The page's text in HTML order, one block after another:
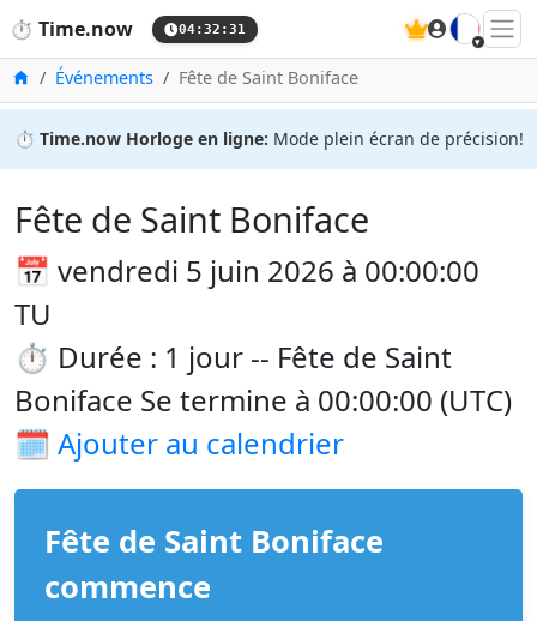
⏱️ Time.now 04:32:31 🇫🇷
Accueil
Événements Fête de Saint Boniface
⏱️ Time.now Horloge en ligne: Mode plein écran de précision!
Fête de Saint Boniface
📅 vendredi 5 juin 2026 à 00:00:00
TU
⏱️ Durée : 1 jour -- Fête de Saint
Boniface Se termine à 00:00:00 (UTC)
🗓️ Ajouter au calendrier
Fête de Saint Boniface
commence